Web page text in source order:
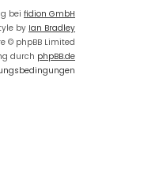
bei fidion GmbH
by Ian Bradley
© phpBB Limited
durch phpBB.de